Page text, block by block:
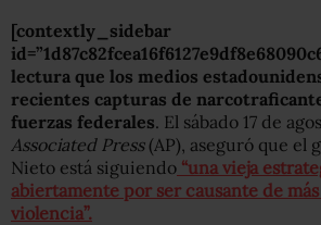
[contextly_sidebar
lectura que los medios
recientes capturas de
fuerzas federales. El sábado 17 de
Associated Press(AP), aseguró que el
Nieto está siguiendo “una vieja
abiertamente por ser causante de
violencia”.